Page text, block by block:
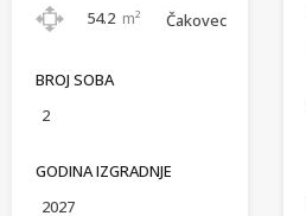
54.2 m²
Čakovec
BROJ SOBA
2
GODINA IZGRADNJE
2027